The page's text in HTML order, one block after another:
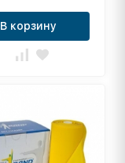
В корзину